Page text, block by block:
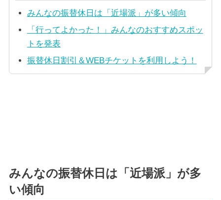
みんなの振替休日は「近場派」が多い傾向
「行ってよかった！」みんなのおすすめスポッ
トを発表
振替休日割引＆WEBチケットを利用しよう！
みんなの振替休日は「近場派」が多
い傾向